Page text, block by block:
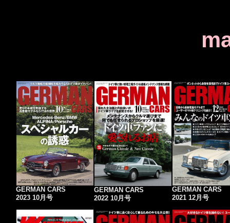
GERMAN CARS
2023 10月号
GERMAN CARS
2022 10月号
GERMAN CARS
2021 12月号